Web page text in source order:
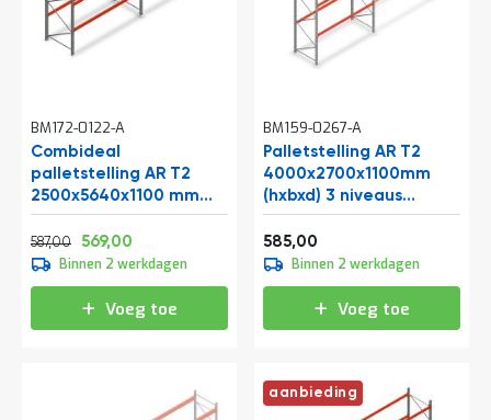
BM172-0122-A
Combideal
palletstelling AR T2
2500x5640x1100 mm
(hxbxd) 2 niveaus
1820kg/niv
Normale prijs
587,00 710,27
Vanaf
569,00
Binnen 2 werkdagen
Voeg toe
BM159-0267-A
Palletstelling AR T2
4000x2700x1100mm
(hxbxd) 3 niveaus
2844kg/niv beginsectie
Vanaf
585,00
Binnen 2 werkdagen
Voeg toe
aanbieding